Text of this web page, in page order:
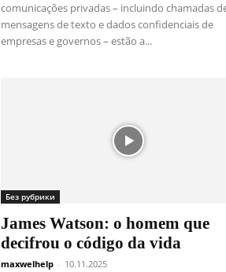
comunicações privadas – incluindo chamadas
mensagens de texto e dados confidenciais de
empresas e governos – estão a...
Без рубрики
James Watson: o homem que
decifrou o código da vida
maxwelhelp - 10.11.2025